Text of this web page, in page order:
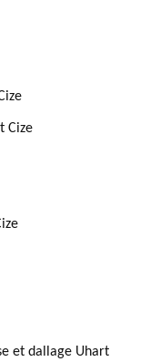
Cize
et dallage Uhart